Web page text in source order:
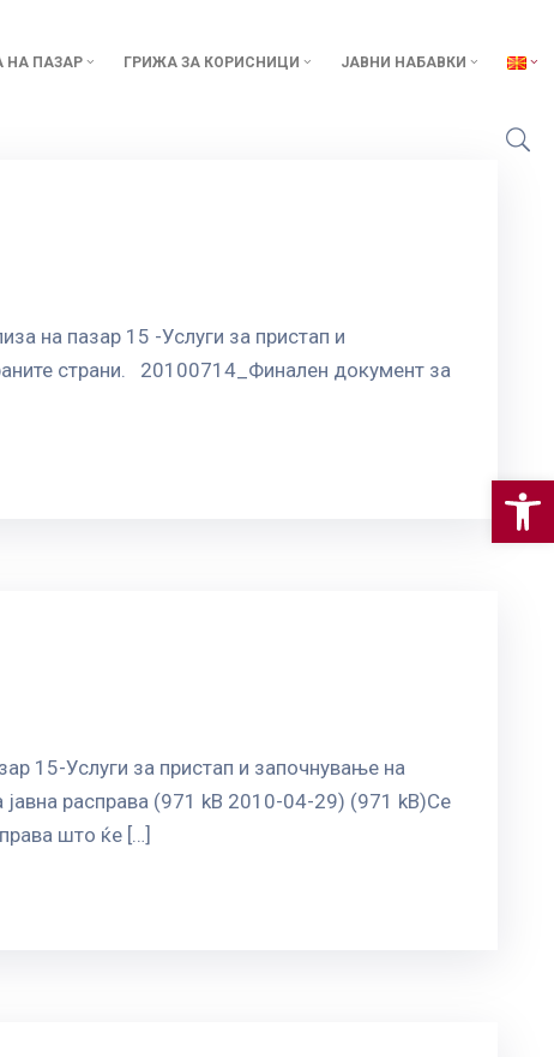
НА ПАЗАР ГРИЖА ЗА КОРИСНИЦИ ЈАВНИ НАБАВКИ
на пазар 15 -Услуги за пристап и
страни. 20100714_Финален документ за
15-Услуги за пристап и започнување на
расправа (971 kB 2010-04-29) (971 kB)Се
што ќе […]